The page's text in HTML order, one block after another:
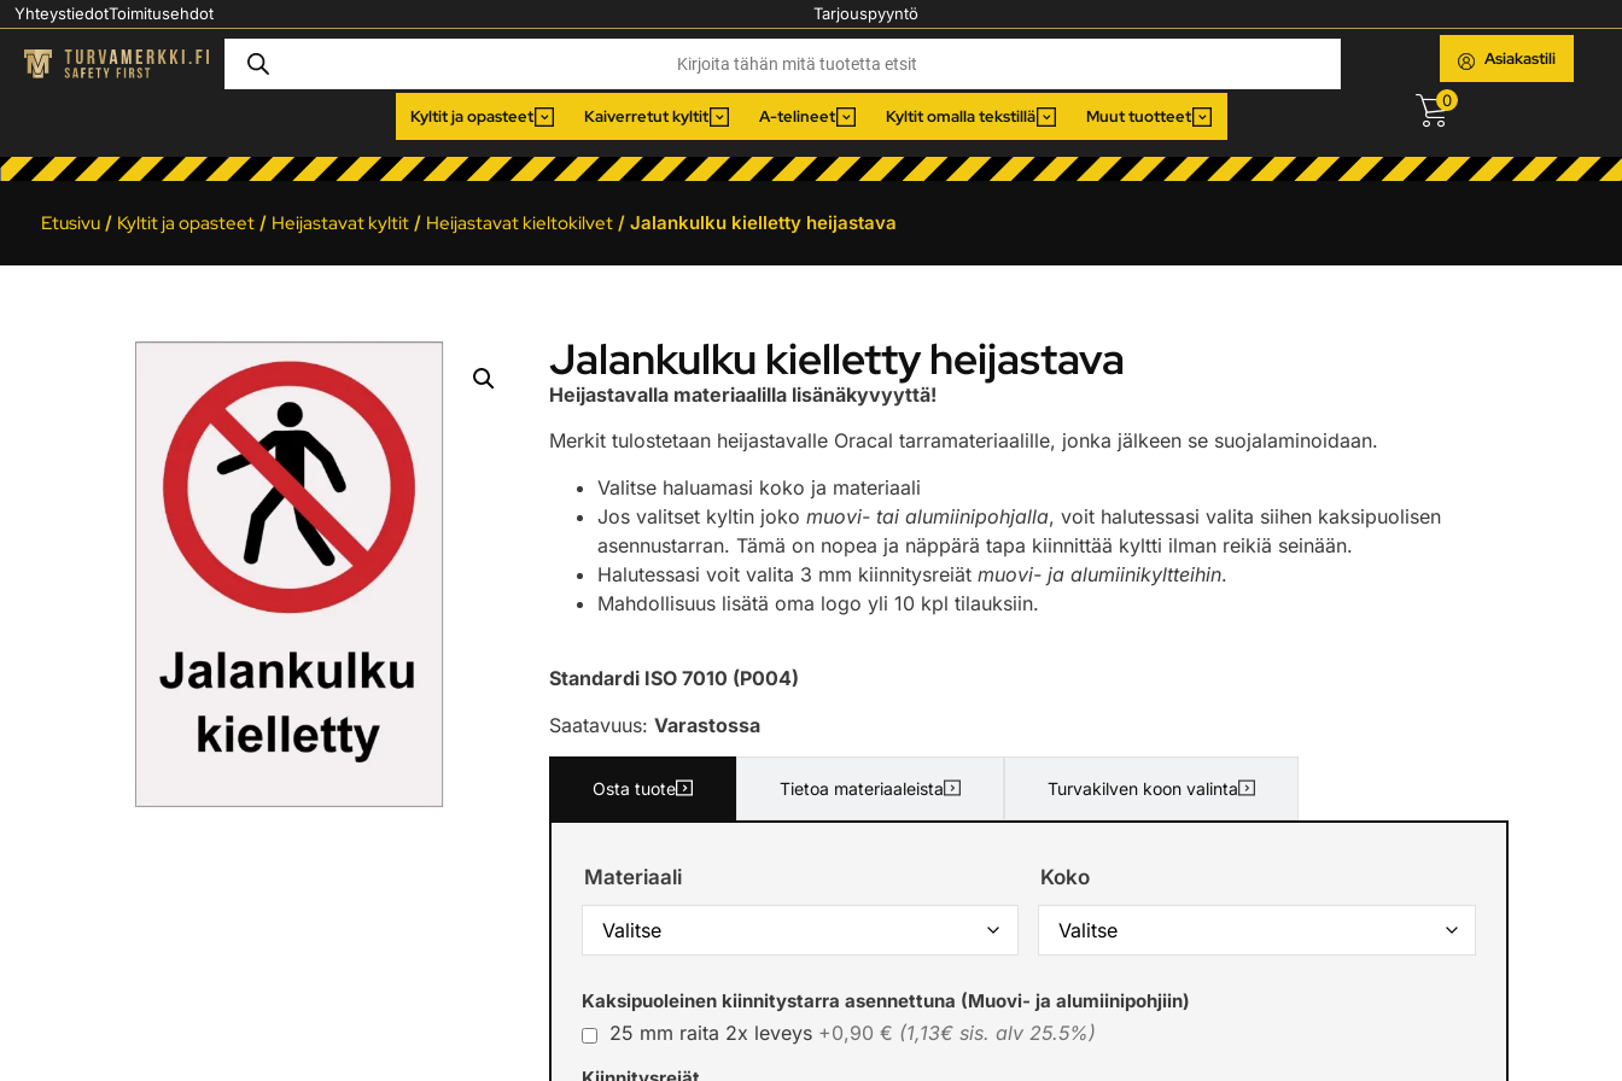
YhteystiedotToimitusehdot Tarjouspyyntö
Kyltit ja opasteet Kaiverretut kyltit A-telineet Kyltit omalla tekstillä Muut tuotteet
Asiakastili
0
Etusivu/ Kyltit ja opasteet/ Heijastavat kyltit/ Heijastavat kieltokilvet/ Jalankulku kielletty heijastava
Jalankulku kielletty heijastava
Heijastavalla materiaalilla lisänäkyvyyttä!
Merkit tulostetaan heijastavalle Oracal tarramateriaalille, jonka jälkeen se suojalaminoidaan.
Valitse haluamasi koko ja materiaali
Jos valitset kyltin joko muovi- tai alumiinipohjalla, voit halutessasi valita siihen kaksipuolisen
asennustarran. Tämä on nopea ja näppärä tapa kiinnittää kyltti ilman reikiä seinään.
Halutessasi voit valita 3 mm kiinnitysreiät muovi- ja alumiinikyltteihin.
Mahdollisuus lisätä oma logo yli 10 kpl tilauksiin.
Standardi ISO 7010 (P004)
Saatavuus: Varastossa
Osta tuote Tietoa materiaaleista Turvakilven koon valinta
Materiaali Koko
Kaksipuoleinen kiinnitystarra asennettuna (Muovi- ja alumiinipohjiin)
25 mm raita 2x leveys +0,90 € (1,13€ sis. alv 25.5%)